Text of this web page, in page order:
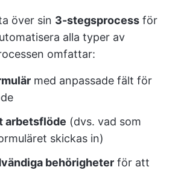
över sin 3-stegsprocess för
alla typer av
omfattar:
med anpassade fält för
arbetsflöde (dvs. vad som
skickas in)
behörigheter för att